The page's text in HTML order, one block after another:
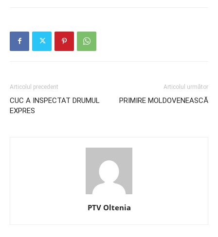
Articolul precedent
CUC A INSPECTAT DRUMUL
EXPRES
Articolul următor
PRIMIRE MOLDOVENEASCĂ
PTV Oltenia